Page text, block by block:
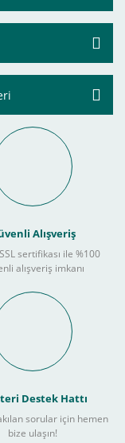
Alışveriş
sertifikası ile %100
alışveriş imkanı
Destek Hattı
sorular için hemen
bize ulaşın!